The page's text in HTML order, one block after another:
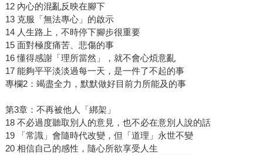
12 內心的混亂反映在腳下
13 克服「無法專心」的啟示
14 人生路上，不時停下腳步很重要
15 面對極度痛苦、悲傷的事
16 懂得感謝「理所當然」，就不會心煩意亂
17 能夠平平淡淡過每一天，是一件了不起的事
專欄2：竭盡全力，默默做好目前力所能及的事
第3章：不再被他人「綁架」
18 不必過度聽取別人的意見，也不必在意別人說的話
19 「常識」會隨時代改變，但「道理」永世不變
20 相信自己的感性，隨心所欲享受人生